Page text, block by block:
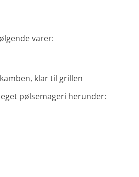
varer:
klar til grillen
pølsemageri herunder: